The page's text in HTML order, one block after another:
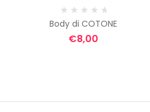
Body di COTONE
€8,00